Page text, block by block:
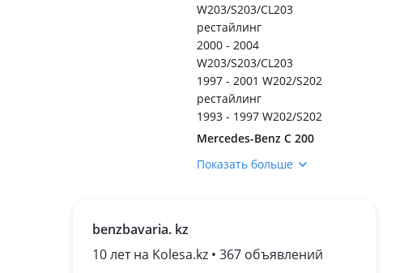
W203/S203/CL203
рестайлинг
2000 - 2004
W203/S203/CL203
1997 - 2001 W202/S202
рестайлинг
1993 - 1997 W202/S202
Mercedes-Benz C 200
2004 - 2007
1997 - 2001 W202/S202
рестайлинг
Показать больше
benzbavaria. kz
10 лет на Kolesa.kz • 367 объявлений